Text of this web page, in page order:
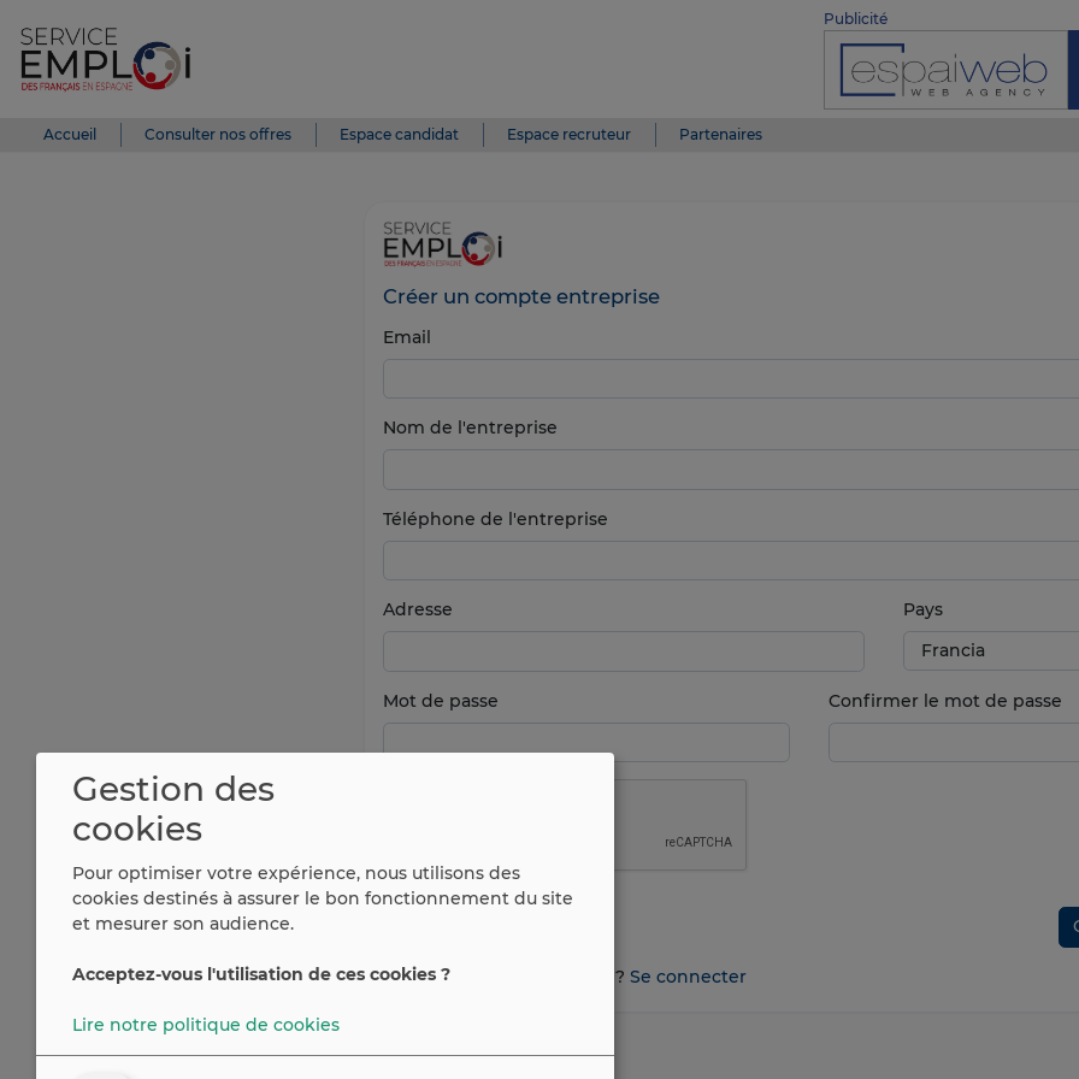
Publicité
Accueil Consulter nos offres Espace candidat Espace recruteur Partenaires
Créer un compte entreprise
Email
Nom de l'entreprise
Téléphone de l'entreprise
Adresse Pays
Mot de passe Confirmer le mot de passe
Vous avez déjà un compte ? Se connecter
Gestion des
cookies
Pour optimiser votre expérience, nous utilisons des
cookies destinés à assurer le bon fonctionnement du site
et mesurer son audience.
Acceptez-vous l'utilisation de ces cookies ?
Lire notre politique de cookies